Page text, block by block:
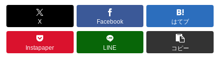
X Facebook はてブ
Instapaper LINE コピー